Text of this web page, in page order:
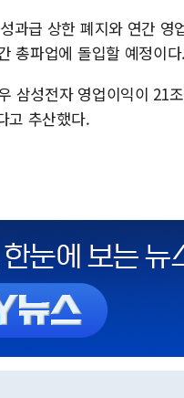
과급 상한 폐지와 연간
총파업에 돌입할 예정이다.
삼성전자 영업이익이 21
고 추산했다.